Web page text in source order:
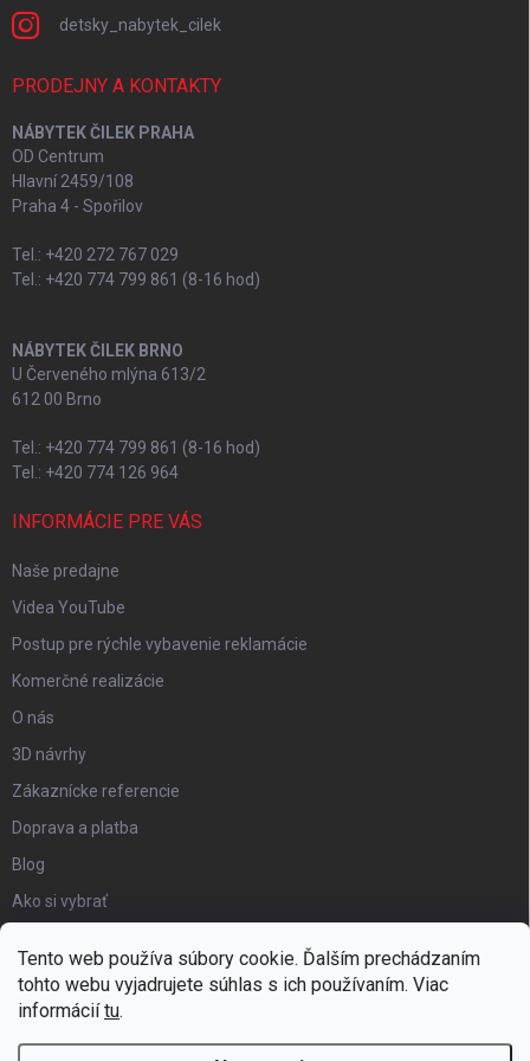
Tento web používa súbory cookie. Ďalším prechádzaním
tohto webu vyjadrujete súhlas s ich používaním. Viac
informáciítu.
detsky_nabytek_cilek
PRODEJNY A KONTAKTY
NÁBYTEK ČILEK PRAHA
OD Centrum
Hlavní 2459/108
Praha 4 - Spořilov
Tel.: +420 272 767 029
Tel.: +420 774 799 861 (8-16 hod)
NÁBYTEK ČILEK BRNO
U Červeného mlýna 613/2
612 00 Brno
Tel.: +420 774 799 861 (8-16 hod)
Tel.: +420 774 126 964
INFORMÁCIE PRE VÁS
Naše predajne
Videa YouTube
Postup pre rýchle vybavenie reklamácie
Komerčné realizácie
O nás
3D návrhy
Zákaznícke referencie
Doprava a platba
Blog
Ako si vybrať
Certifikát kvality
Moja objednávka